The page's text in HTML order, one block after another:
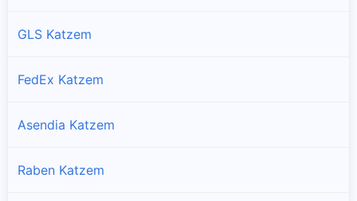
GLS Katzem
FedEx Katzem
Asendia Katzem
Raben Katzem